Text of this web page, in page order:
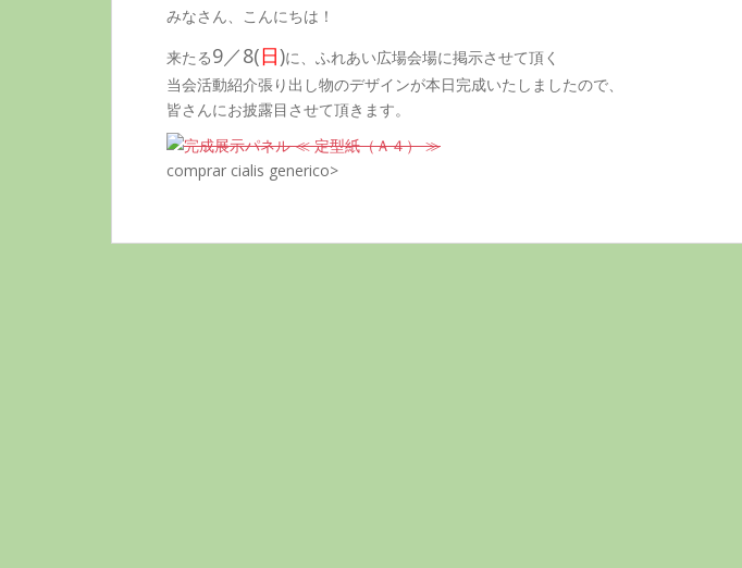
みなさん、こんにちは！
来たる9／8(日)に、ふれあい広場会場に掲示させて頂く
当会活動紹介張り出し物のデザインが本日完成いたしましたので、
皆さんにお披露目させて頂きます。
comprar cialis generico>